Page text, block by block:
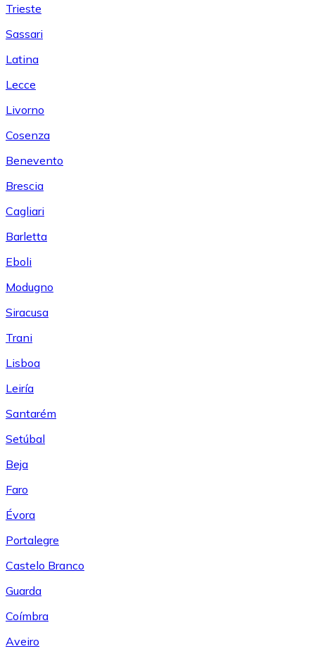
Trieste
Sassari
Latina
Lecce
Livorno
Cosenza
Benevento
Brescia
Cagliari
Barletta
Eboli
Modugno
Siracusa
Trani
Lisboa
Leiría
Santarém
Setúbal
Beja
Faro
Évora
Portalegre
Castelo Branco
Guarda
Coímbra
Aveiro